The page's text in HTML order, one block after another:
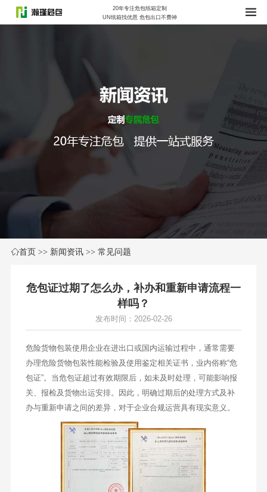
20年专注危包纸箱定制
UN纸箱找优恩 危包出口不费神
首页>> 新闻资讯>> 常见问题
危包证过期了怎么办，补办和重新申请流程一
样吗？
发布时间：2026-02-26
危险货物包装使用企业在进出口或国内运输过程中，通常需要
办理危险货物包装性能检验及使用鉴定相关证书，业内俗称“危
包证”。当危包证超过有效期限后，如未及时处理，可能影响报
关、报检及货物出运安排。因此，明确过期后的处理方式及补
办与重新申请之间的差异，对于企业合规运营具有现实意义。